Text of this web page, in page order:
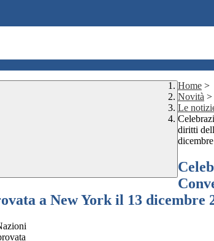
Home >
Novità >
Le
diritti
a New York il 13 dicembre